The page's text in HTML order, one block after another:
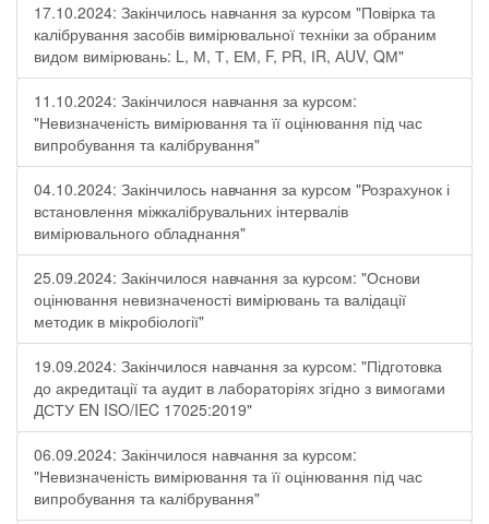
17.10.2024: Закінчилось навчання за курсом "Повірка та
калібрування засобів вимірювальної техніки за обраним
видом вимірювань: L, М, Т, ЕМ, F, РR, ІR, АUV, QМ"
11.10.2024: Закінчилося навчання за курсом:
"Невизначеність вимірювання та її оцінювання під час
випробування та калібрування"
04.10.2024: Закінчилось навчання за курсом "Розрахунок і
встановлення міжкалібрувальних інтервалів
вимірювального обладнання"
25.09.2024: Закінчилося навчання за курсом: "Основи
оцінювання невизначеності вимірювань та валідації
методик в мікробіології"
19.09.2024: Закінчилося навчання за курсом: "Підготовка
до акредитації та аудит в лабораторіях згідно з вимогами
ДСТУ EN ISO/IEC 17025:2019"
06.09.2024: Закінчилося навчання за курсом:
"Невизначеність вимірювання та її оцінювання під час
випробування та калібрування"